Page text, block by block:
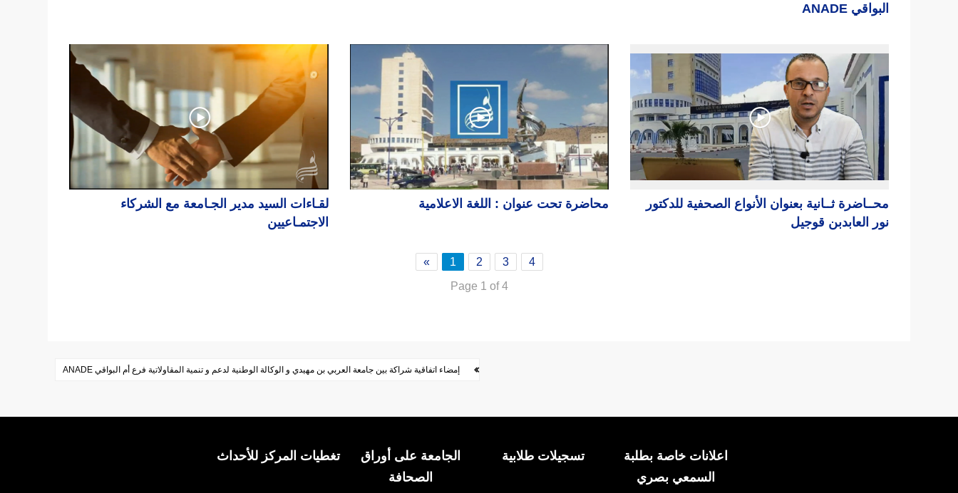
البواقي ANADE
محــاضرة ثــانية بعنوان الأنواع الصحفية للدكتور
نور العابدبن قوجيل
محاضرة تحت عنوان : اللغة الاعلامية
لقـاءات السيد مدير الجـامعة مع الشركاء
الاجتمـاعيين
1 2 3 4
»
Page 1 of 4
إمضاء اتفاقية شراكة بين جامعة العربي بن مهيدي و الوكالة الوطنية لدعم و تنمية المقاولاتية فرع أم البواقي ANADE
اعلانات خاصة بطلبة
السمعي بصري
تسجيلات طلابية
الجامعة على أوراق
الصحافة
تغطيات المركز للأحداث